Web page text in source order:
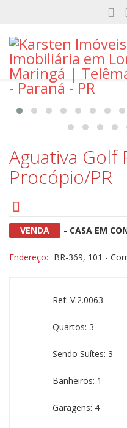
Aguativa Golf
Procópio/PR
VENDA - CASA EM
Endereço: BR-369, 101 -
Ref: V.2.0063
Quartos: 3
Sendo Suítes: 3
Banheiros: 1
Garagens: 4